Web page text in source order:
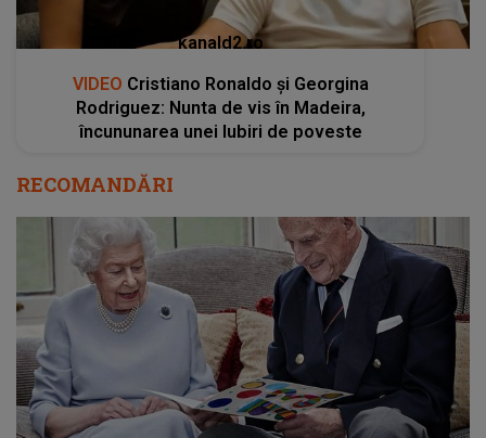
kanald2.ro
VIDEO Cristiano Ronaldo și Georgina
Rodriguez: Nunta de vis în Madeira,
încununarea unei Iubiri de poveste
RECOMANDĂRI